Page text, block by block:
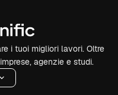
i tuoi migliori lavori. Oltre
agenzie e studi.